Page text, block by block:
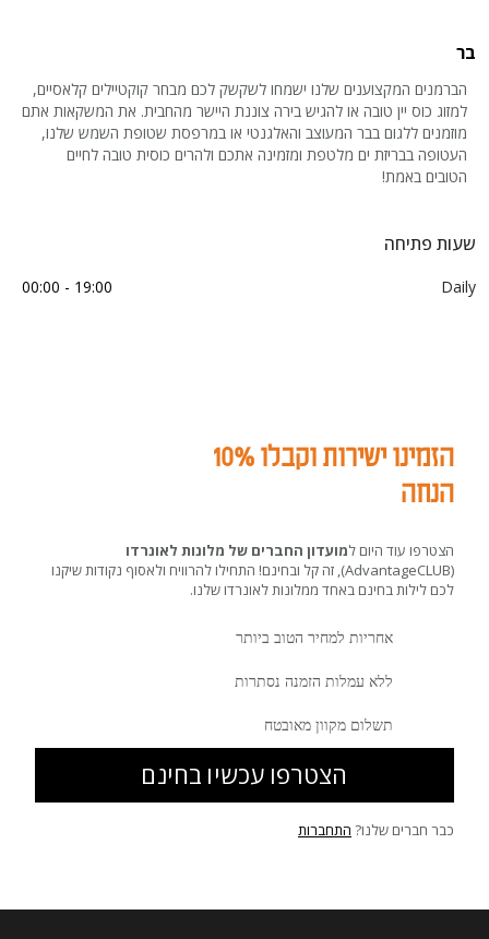
בר
הברמנים המקצוענים שלנו ישמחו לשקשק לכם מבחר קוקטיילים קלאסיים,
למזוג כוס יין טובה או להגיש בירה צוננת היישר מהחבית. את המשקאות אתם
מוזמנים ללגום בבר המעוצב והאלגנטי או במרפסת שטופת השמש שלנו,
העטופה בבריזת ים מלטפת ומזמינה אתכם ולהרים כוסית טובה לחיים
הטובים באמת!
שעות פתיחה
Daily
19:00 - 00:00
הזמינו ישירות וקבלו 10%
הנחה
הצטרפו עוד היום למועדון החברים של מלונות לאונרדו
(AdvantageCLUB), זה קל ובחינם! התחילו להרוויח ולאסוף נקודות שיקנו
לכם לילות בחינם באחד ממלונות לאונרדו שלנו.
אחריות למחיר הטוב ביותר
ללא עמלות הזמנה נסתרות
תשלום מקוון מאובטח
הצטרפו עכשיו בחינם
כבר חברים שלנו? התחברות